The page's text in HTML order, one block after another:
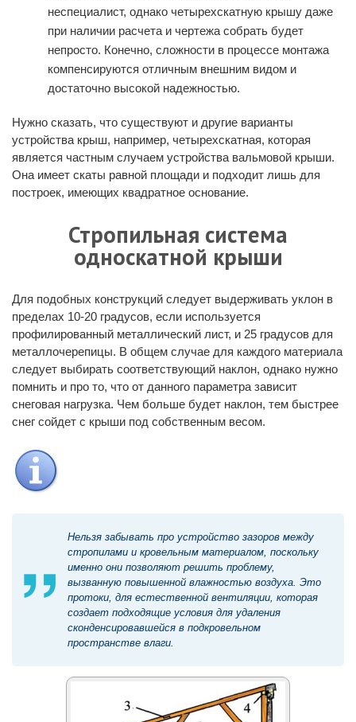
неспециалист, однако четырехскатную крышу даже
при наличии расчета и чертежа собрать будет
непросто. Конечно, сложности в процессе монтажа
компенсируются отличным внешним видом и
достаточно высокой надежностью.
Нужно сказать, что существуют и другие варианты
устройства крыш, например, четырехскатная, которая
является частным случаем устройства вальмовой крыши.
Она имеет скаты равной площади и подходит лишь для
построек, имеющих квадратное основание.
Стропильная система
односкатной крыши
Для подобных конструкций следует выдерживать уклон в
пределах 10-20 градусов, если используется
профилированный металлический лист, и 25 градусов для
металлочерепицы. В общем случае для каждого материала
следует выбирать соответствующий наклон, однако нужно
помнить и про то, что от данного параметра зависит
снеговая нагрузка. Чем больше будет наклон, тем быстрее
снег сойдет с крыши под собственным весом.
Нельзя забывать про устройство зазоров между
стропилами и кровельным материалом, поскольку
именно они позволяют решить проблему,
вызванную повышенной влажностью воздуха. Это
протоки, для естественной вентиляции, которая
создает подходящие условия для удаления
сконденсировавшейся в подкровельном
пространстве влаги.